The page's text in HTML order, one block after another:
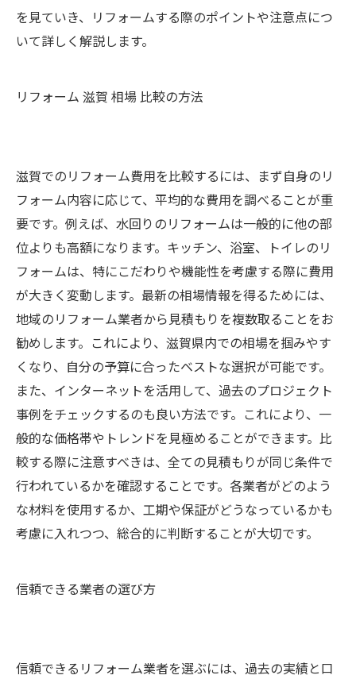
を見ていき、リフォームする際のポイントや注意点につ
いて詳しく解説します。
リフォーム 滋賀 相場 比較の方法
滋賀でのリフォーム費用を比較するには、まず自身のリ
フォーム内容に応じて、平均的な費用を調べることが重
要です。例えば、水回りのリフォームは一般的に他の部
位よりも高額になります。キッチン、浴室、トイレのリ
フォームは、特にこだわりや機能性を考慮する際に費用
が大きく変動します。最新の相場情報を得るためには、
地域のリフォーム業者から見積もりを複数取ることをお
勧めします。これにより、滋賀県内での相場を掴みやす
くなり、自分の予算に合ったベストな選択が可能です。
また、インターネットを活用して、過去のプロジェクト
事例をチェックするのも良い方法です。これにより、一
般的な価格帯やトレンドを見極めることができます。比
較する際に注意すべきは、全ての見積もりが同じ条件で
行われているかを確認することです。各業者がどのよう
な材料を使用するか、工期や保証がどうなっているかも
考慮に入れつつ、総合的に判断することが大切です。
信頼できる業者の選び方
信頼できるリフォーム業者を選ぶには、過去の実績と口